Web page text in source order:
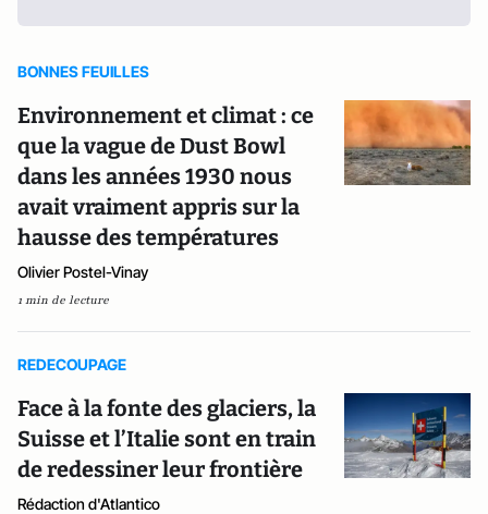
BONNES FEUILLES
Environnement et climat : ce
que la vague de Dust Bowl
dans les années 1930 nous
avait vraiment appris sur la
hausse des températures
Olivier Postel-Vinay
1 min de lecture
REDECOUPAGE
Face à la fonte des glaciers, la
Suisse et l’Italie sont en train
de redessiner leur frontière
Rédaction d'Atlantico